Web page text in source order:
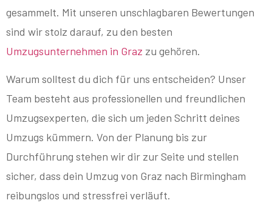
gesammelt. Mit unseren unschlagbaren Bewertungen
sind wir stolz darauf, zu den besten
Umzugsunternehmen in Graz zu gehören.
Warum solltest du dich für uns entscheiden? Unser
Team besteht aus professionellen und freundlichen
Umzugsexperten, die sich um jeden Schritt deines
Umzugs kümmern. Von der Planung bis zur
Durchführung stehen wir dir zur Seite und stellen
sicher, dass dein Umzug von Graz nach Birmingham
reibungslos und stressfrei verläuft.